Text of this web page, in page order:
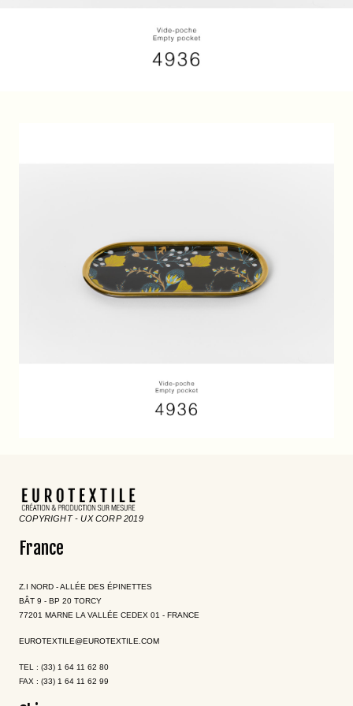
COPYRIGHT - UX CORP 2019
France
Z.I NORD - ALLÉE DES ÉPINETTES
BÂT 9 - BP 20 TORCY
77201 MARNE LA VALLÉE CEDEX 01 - FRANCE
EUROTEXTILE@EUROTEXTILE.COM
TEL : (33) 1 64 11 62 80
FAX : (33) 1 64 11 62 99